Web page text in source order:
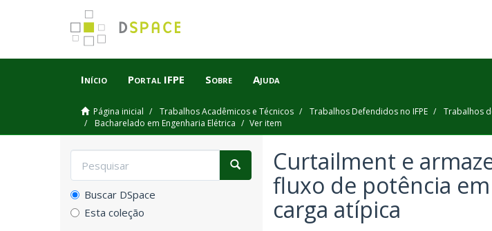
Início Portal IFPE Sobre Ajuda
Página inicial Trabalhos Acadêmicos e Técnicos Trabalhos Defendidos no IFPE Trabalhos
Bacharelado em Engenharia Elétrica
Ver item
Buscar DSpace
Esta coleção
Curtailment e
fluxo de potência
carga atípica